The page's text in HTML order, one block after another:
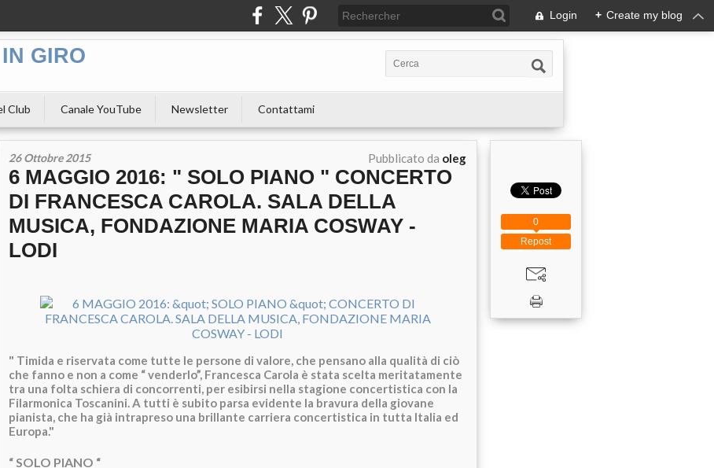
Login + Create my blog
GIRO
Club Canale YouTube Newsletter Contattami
26 Ottobre 2015 Pubblicato da oleg
6 MAGGIO 2016: " SOLO PIANO " CONCERTO
DI FRANCESCA CAROLA. SALA DELLA
MUSICA, FONDAZIONE MARIA COSWAY -
LODI
" Timida e riservata come tutte le persone di valore, che pensano alla qualità di ciò
che fanno e non a come “ venderlo”, Francesca Carola è stata scelta meritatamente
tra una folta schiera di concorrenti, per esibirsi nella stagione concertistica con la
Filarmonica Toscanini. A tutti è subito parsa evidente la bravura della giovane
pianista, che ha già intrapreso una brillante carriera concertistica in tutta Italia ed
Europa."
“ SOLO PIANO “
Repost
0